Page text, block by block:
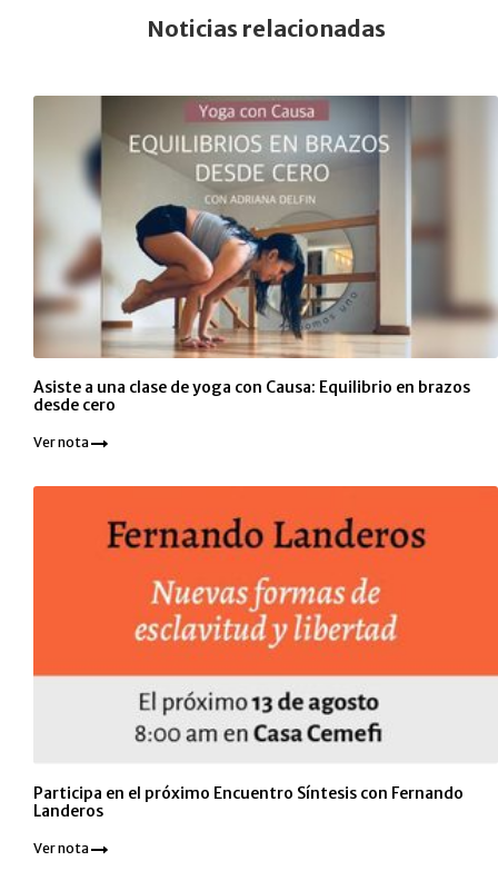
Noticias relacionadas
Asiste a una clase de yoga con Causa: Equilibrio en brazos
desde cero
Ver nota
Participa en el próximo Encuentro Síntesis con Fernando
Landeros
Ver nota